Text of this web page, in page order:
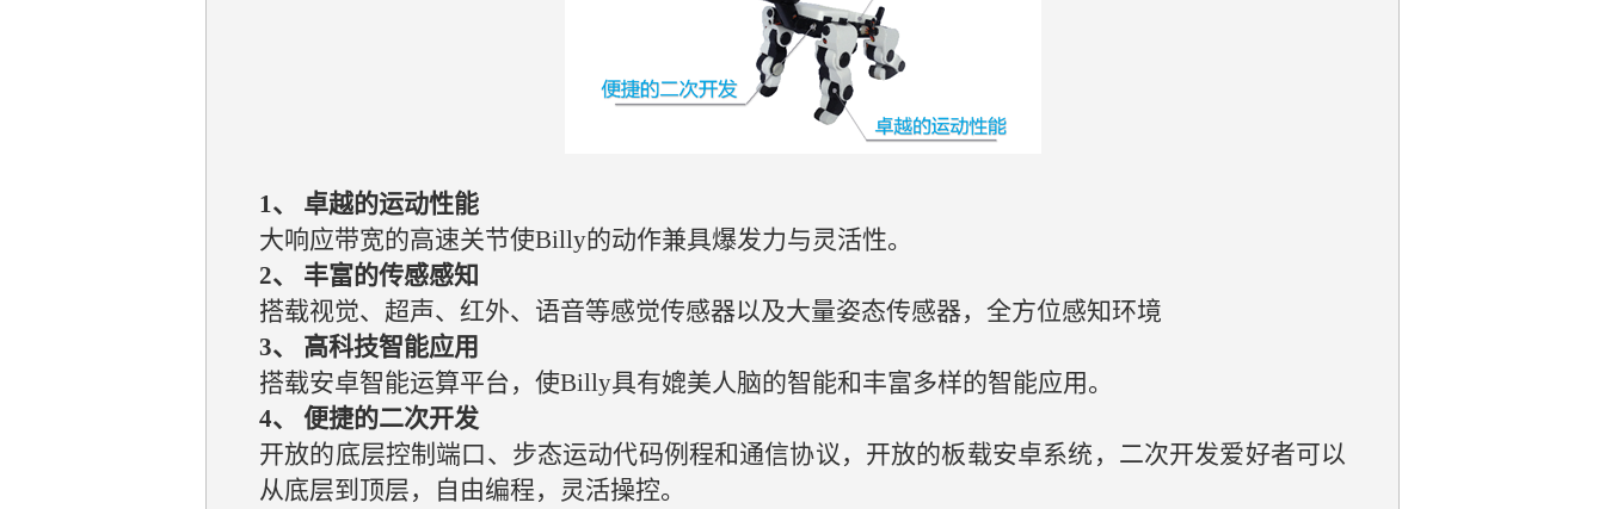
1、 卓越的运动性能
大响应带宽的高速关节使Billy的动作兼具爆发力与灵活性。
2、 丰富的传感感知
搭载视觉、超声、红外、语音等感觉传感器以及大量姿态传感器，全方位感知环境
3、 高科技智能应用
搭载安卓智能运算平台，使Billy具有媲美人脑的智能和丰富多样的智能应用。
4、 便捷的二次开发
开放的底层控制端口、步态运动代码例程和通信协议，开放的板载安卓系统，二次开发爱好者可以
从底层到顶层，自由编程，灵活操控。